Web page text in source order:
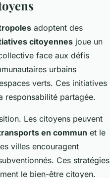
adoptent des
citoyennes joue un
face aux défis
urbains
verts. Ces initiatives
responsabilité partagée.
Les citoyens peuvent
en commun et le
villes encouragent
Ces stratégies
le bien-être citoyen.